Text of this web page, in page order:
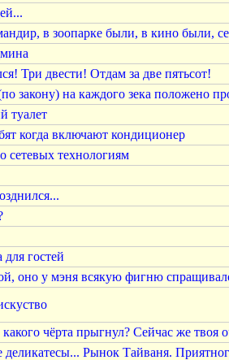
в зоопарке были, в кино были,
Три двести! Отдам за две пятьсот!
закону) на каждого зека положено
туалет
когда включают кондиционер
сетевых технологиям
для гостей
оно у мэня всякую фигню
чёрта прыгнул? Сейчас же твоя
деликатесы... Рынок Тайваня.